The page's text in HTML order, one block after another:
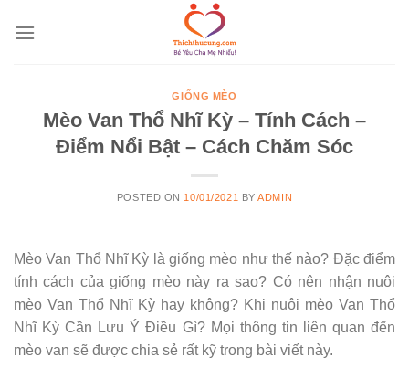
GIỐNG MÈO
Mèo Van Thổ Nhĩ Kỳ – Tính Cách –
Điểm Nổi Bật – Cách Chăm Sóc
POSTED ON 10/01/2021 BYADMIN
Mèo Van Thổ Nhĩ Kỳ là giống mèo như thế nào? Đặc điểm
tính cách của giống mèo này ra sao? Có nên nhận nuôi
mèo Van Thổ Nhĩ Kỳ hay không? Khi nuôi mèo Van Thổ
Nhĩ Kỳ Cần Lưu Ý Điều Gì? Mọi thông tin liên quan đến
mèo van sẽ được chia sẻ rất kỹ trong bài viết này.